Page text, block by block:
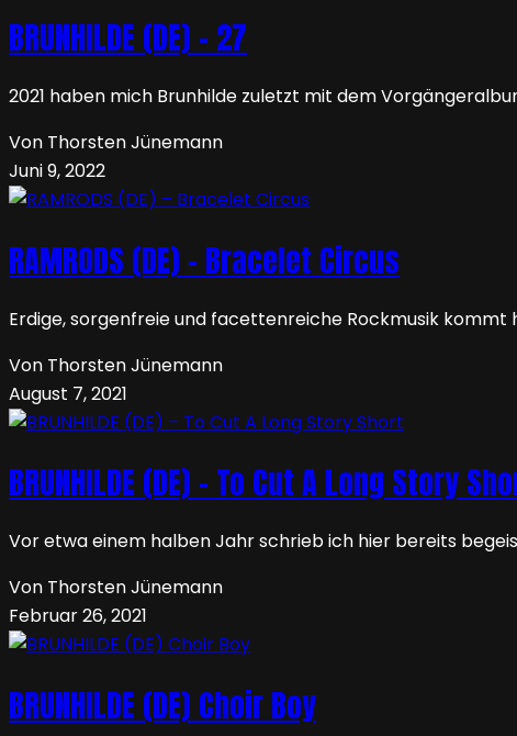
BRUNHILDE (DE) – 27
2021 haben mich Brunhilde zuletzt mit dem
Von Thorsten Jünemann
Juni 9, 2022
RAMRODS (DE) – Bracelet Circus
Erdige, sorgenfreie und facettenreiche Rockmusik kommt
Von Thorsten Jünemann
August 7, 2021
BRUNHILDE (DE) – To Cut A Long Story
Vor etwa einem halben Jahr schrieb ich hier bereits
Von Thorsten Jünemann
Februar 26, 2021
BRUNHILDE (DE) Choir Boy